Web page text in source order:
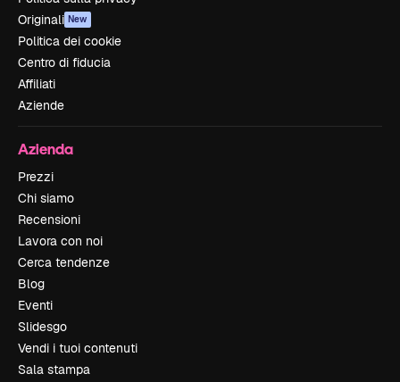
Originali New
Politica dei cookie
Centro di fiducia
Affiliati
Aziende
Azienda
Prezzi
Chi siamo
Recensioni
Lavora con noi
Cerca tendenze
Blog
Eventi
Slidesgo
Vendi i tuoi contenuti
Sala stampa